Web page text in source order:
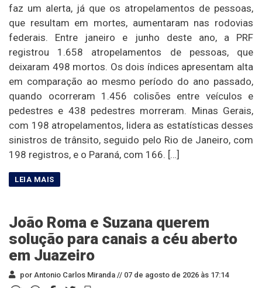
faz um alerta, já que os atropelamentos de pessoas,
que resultam em mortes, aumentaram nas rodovias
federais. Entre janeiro e junho deste ano, a PRF
registrou 1.658 atropelamentos de pessoas, que
deixaram 498 mortos. Os dois índices apresentam alta
em comparação ao mesmo período do ano passado,
quando ocorreram 1.456 colisões entre veículos e
pedestres e 438 pedestres morreram. Minas Gerais,
com 198 atropelamentos, lidera as estatísticas desses
sinistros de trânsito, seguido pelo Rio de Janeiro, com
198 registros, e o Paraná, com 166. […]
João Roma e Suzana querem
solução para canais a céu aberto
em Juazeiro
por Antonio Carlos Miranda // 07 de agosto de 2026 às 17:14